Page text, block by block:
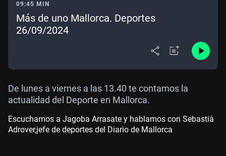
09:45 MIN
Más de uno Mallorca. Deportes
26/09/2024
De lunes a viernes a las 13.40 te contamos la
actualidad del Deporte en Mallorca.
Escuchamos a Jagoba Arrasate y hablamos con Sebastià
Adrover,jefe de deportes del Diario de Mallorca